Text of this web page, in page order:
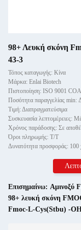
98+ Λευκή σκόνη
43-3
Τόπος καταγωγής: Κίνα
Μάρκα: Enlai Biotech
Πιστοποίηση: ISO 9001
Ποσότητα παραγγελίας min:
Τιμή: Διαπραγματεύσιμα
Συσκευασία λεπτομέρειες:
Χρόνος παράδοσης: Σε
Όροι πληρωμής: Τ/Τ
Δυνατότητα προσφοράς: 100
Επισημαίνω: Αμινοξύ
98+ λευκή σκόνη
Fmoc-L-Cys(Stbu) -